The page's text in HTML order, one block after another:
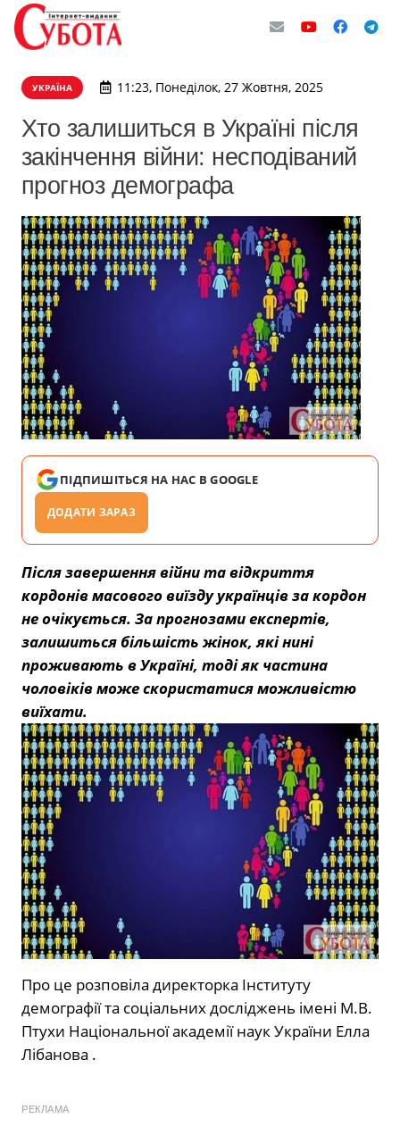
УКРАЇНА 11:23, Понеділок, 27 Жовтня, 2025
Хто залишиться в Україні після
закінчення війни: несподіваний
прогноз демографа
ПІДПИШІТЬСЯ НА НАС В GOOGLE
ДОДАТИ ЗАРАЗ
Після завершення війни та відкриття
кордонів масового виїзду українців за кордон
не очікується. За прогнозами експертів,
залишиться більшість жінок, які нині
проживають в Україні, тоді як частина
чоловіків може скористатися можливістю
виїхати.
Про це розповіла директорка Інституту
демографії та соціальних досліджень імені М.В.
Птухи Національної академії наук України Елла
Лібанова .
РЕКЛАМА